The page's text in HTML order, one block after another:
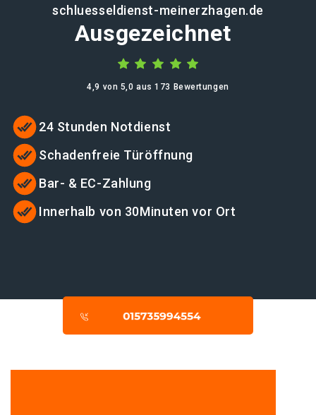
schluesseldienst-meinerzhagen.de
Ausgezeichnet
4,9 von 5,0 aus 173 Bewertungen
24 Stunden Notdienst
Schadenfreie Türöffnung
Bar- & EC-Zahlung
Innerhalb von 30Minuten vor Ort